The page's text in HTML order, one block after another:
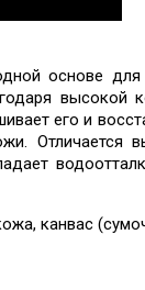
основе для
высокой
его и
Отличается
канвас (